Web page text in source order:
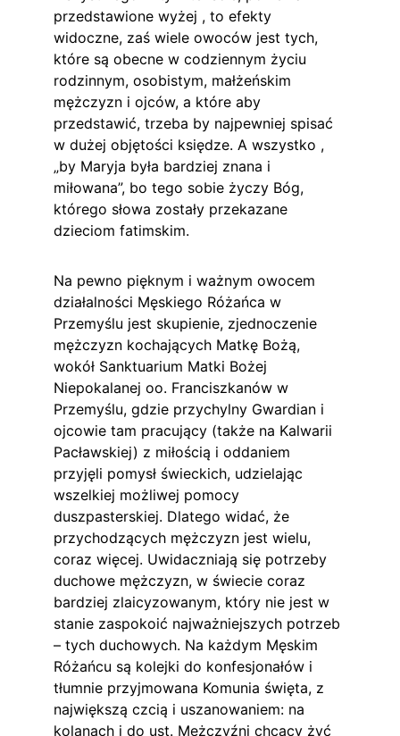
przedstawione wyżej , to efekty
widoczne, zaś wiele owoców jest tych,
które są obecne w codziennym życiu
rodzinnym, osobistym, małżeńskim
mężczyzn i ojców, a które aby
przedstawić, trzeba by najpewniej spisać
w dużej objętości księdze. A wszystko ,
„by Maryja była bardziej znana i
miłowana”, bo tego sobie życzy Bóg,
którego słowa zostały przekazane
dzieciom fatimskim.
Na pewno pięknym i ważnym owocem
działalności Męskiego Różańca w
Przemyślu jest skupienie, zjednoczenie
mężczyzn kochających Matkę Bożą,
wokół Sanktuarium Matki Bożej
Niepokalanej oo. Franciszkanów w
Przemyślu, gdzie przychylny Gwardian i
ojcowie tam pracujący (także na Kalwarii
Pacławskiej) z miłością i oddaniem
przyjęli pomysł świeckich, udzielając
wszelkiej możliwej pomocy
duszpasterskiej. Dlatego widać, że
przychodzących mężczyzn jest wielu,
coraz więcej. Uwidaczniają się potrzeby
duchowe mężczyzn, w świecie coraz
bardziej zlaicyzowanym, który nie jest w
stanie zaspokoić najważniejszych potrzeb
– tych duchowych. Na każdym Męskim
Różańcu są kolejki do konfesjonałów i
tłumnie przyjmowana Komunia święta, z
największą czcią i uszanowaniem: na
kolanach i do ust. Mężczyźni chcący żyć